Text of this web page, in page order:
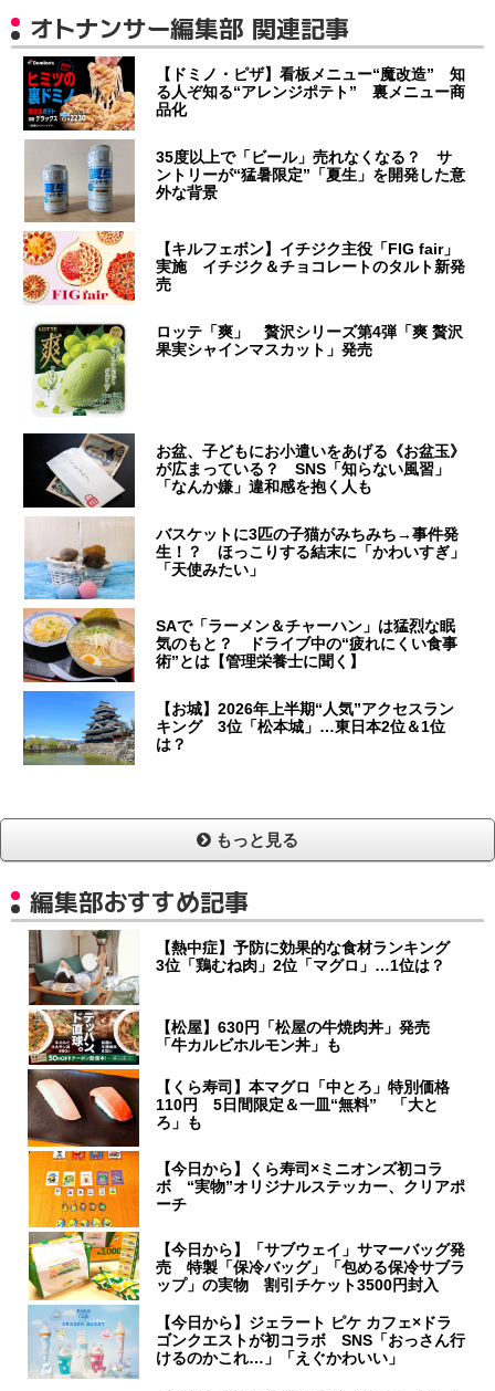
オトナンサー編集部 関連記事
【ドミノ・ピザ】看板メニュー“魔改造” 知
る人ぞ知る“アレンジポテト” 裏メニュー商
品化
35度以上で「ビール」売れなくなる？ サ
ントリーが“猛暑限定”「夏生」を開発した意
外な背景
【キルフェボン】イチジク主役「FIG fair」
実施 イチジク＆チョコレートのタルト新発
売
ロッテ「爽」 贅沢シリーズ第4弾「爽 贅沢
果実シャインマスカット」発売
お盆、子どもにお小遣いをあげる《お盆玉》
が広まっている？ SNS「知らない風習」
「なんか嫌」違和感を抱く人も
バスケットに3匹の子猫がみちみち→事件発
生！？ ほっこりする結末に「かわいすぎ」
「天使みたい」
SAで「ラーメン＆チャーハン」は猛烈な眠
気のもと？ ドライブ中の“疲れにくい食事
術”とは【管理栄養士に聞く】
【お城】2026年上半期“人気”アクセスラン
キング 3位「松本城」…東日本2位＆1位
は？
もっと見る
編集部おすすめ記事
【熱中症】予防に効果的な食材ランキング
3位「鶏むね肉」2位「マグロ」…1位は？
【松屋】630円「松屋の牛焼肉丼」発売
「牛カルビホルモン丼」も
【くら寿司】本マグロ「中とろ」特別価格
110円 5日間限定＆一皿“無料” 「大と
ろ」も
【今日から】くら寿司×ミニオンズ初コラ
ボ “実物”オリジナルステッカー、クリアポ
ーチ
【今日から】「サブウェイ」サマーバッグ発
売 特製「保冷バッグ」「包める保冷サブラ
ップ」の実物 割引チケット3500円封入
【今日から】ジェラート ピケ カフェ×ドラ
ゴンクエストが初コラボ SNS「おっさん行
けるのかこれ…」「えぐかわいい」